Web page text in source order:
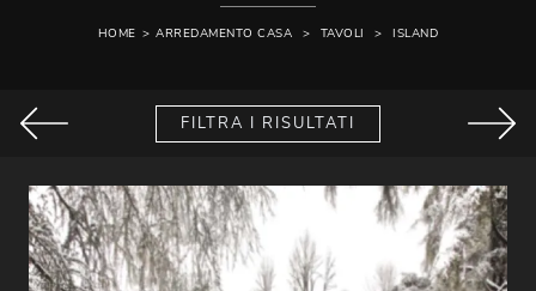
HOME > ARREDAMENTO CASA > TAVOLI > ISLAND
FILTRA I RISULTATI